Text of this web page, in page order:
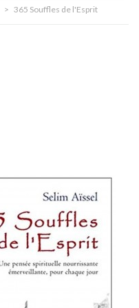
> 365 Souffles de l'Esprit